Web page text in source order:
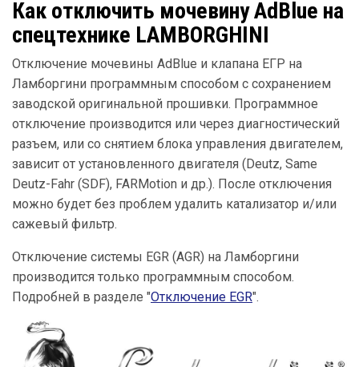
Как отключить мочевину AdBlue на
спецтехнике LAMBORGHINI
Отключение мочевины AdBlue и клапана ЕГР на
Ламборгини программным способом с сохранением
заводской оригинальной прошивки. Программное
отключение производится или через диагностический
разъем, или со снятием блока управления двигателем,
зависит от установленного двигателя (Deutz, Same
Deutz-Fahr (SDF), FARMotion и др.). После отключения
можно будет без проблем удалить катализатор и/или
сажевый фильтр.
Отключение системы EGR (AGR) на Ламборгини
производится только программным способом.
Подробней в разделе "Отключение EGR".